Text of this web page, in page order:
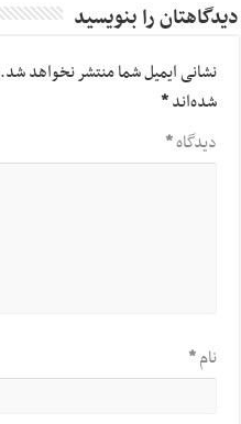
دیدگاهتان را بنویسید
نشانی ایمیل شما منتشر نخواهد شد.
شده‌اند*
دیدگاه*
نام*